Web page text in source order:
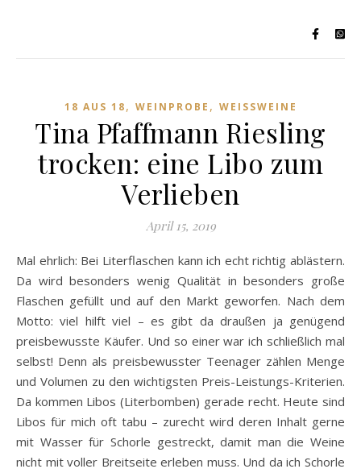
18 AUS 18, WEINPROBE , WEISSWEINE
Tina Pfaffmann Riesling
trocken: eine Libo zum
Verlieben
April 15, 2019
Mal ehrlich: Bei Literflaschen kann ich echt richtig ablästern.
Da wird besonders wenig Qualität in besonders große
Flaschen gefüllt und auf den Markt geworfen. Nach dem
Motto: viel hilft viel – es gibt da draußen ja genügend
preisbewusste Käufer. Und so einer war ich schließlich mal
selbst! Denn als preisbewusster Teenager zählen Menge
und Volumen zu den wichtigsten Preis-Leistungs-Kriterien.
Da kommen Libos (Literbomben) gerade recht. Heute sind
Libos für mich oft tabu – zurecht wird deren Inhalt gerne
mit Wasser für Schorle gestreckt, damit man die Weine
nicht mit voller Breitseite erleben muss. Und da ich Schorle